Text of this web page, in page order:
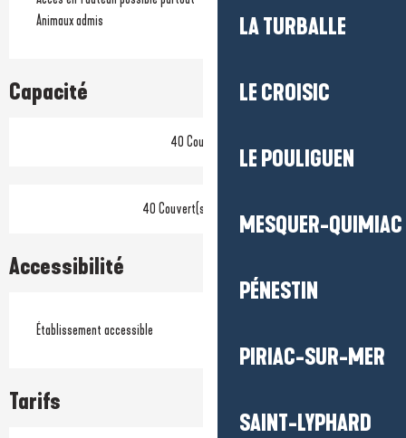
LA TURBALLE
LE CROISIC
LE POULIGUEN
MESQUER-QUIMIAC
PÉNESTIN
PIRIAC-SUR-MER
SAINT-LYPHARD
Animaux admis
Capacité
40 Couvert(s)
40 Couvert(s) en terrasse
Accessibilité
Établissement accessible
Tarifs